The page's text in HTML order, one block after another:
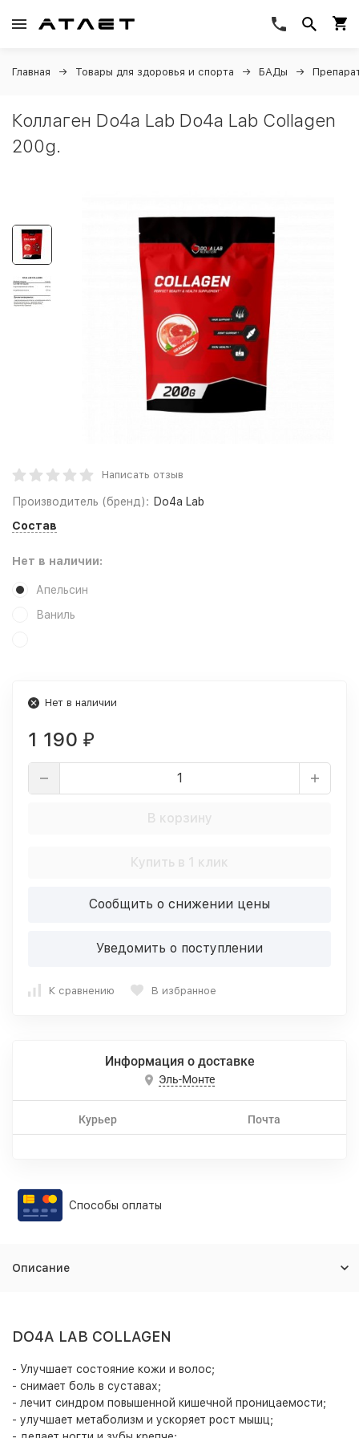
Главная Товары для здоровья и спорта БАДы
Коллаген Do4a Lab Do4a Lab Collagen
200g.
Написать отзыв
Производитель (бренд): Do4a Lab
Состав
Нет в наличии:
Апельсин
Ваниль
Нет в наличии
1 190 ₽
В корзину
Купить в 1 клик
Сообщить о снижении цены
Уведомить о поступлении
К сравнению В избранное
Информация о доставке
Эль-Монте
Курьер Почта
Способы оплаты
Описание
DO4A LAB COLLAGEN
- Улучшает состояние кожи и волос;
- снимает боль в суставах;
- лечит синдром повышенной кишечной проницаемости;
- улучшает метаболизм и ускоряет рост мышц;